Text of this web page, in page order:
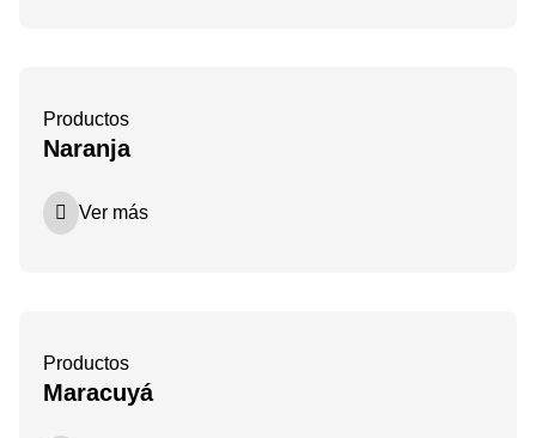
Productos
Naranja
Ver más
Productos
Maracuyá